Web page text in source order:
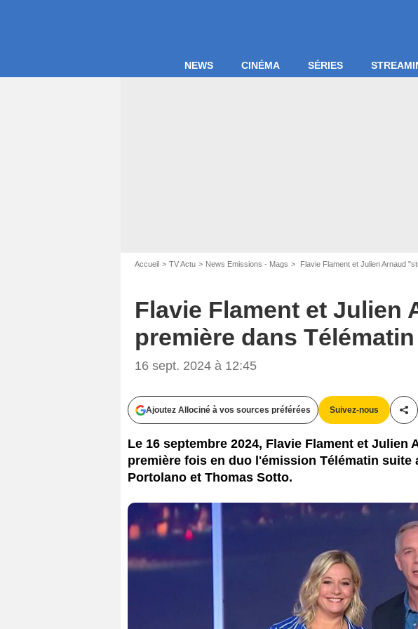
NEWS CINÉMA SÉRIES
Accueil TV Actu News Emissions - Mags Flavie Flament et Julien Arnaud
Flavie Flament et
première dans
16 sept. 2024 à 12:45
Ajoutez Allociné à vos sources préférées Suivez-nous
Le 16 septembre 2024, Flavie Flament et Julien
première fois en duo l'émission Télématin suite
Portolano et Thomas Sotto.